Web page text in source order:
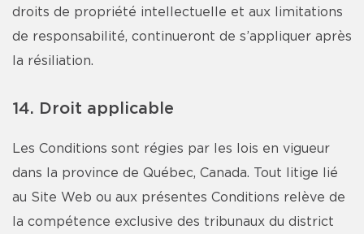
droits de propriété intellectuelle et aux limitations
de responsabilité, continueront de s’appliquer après
la résiliation.
14. Droit applicable
Les Conditions sont régies par les lois en vigueur
dans la province de Québec, Canada. Tout litige lié
au Site Web ou aux présentes Conditions relève de
la compétence exclusive des tribunaux du district